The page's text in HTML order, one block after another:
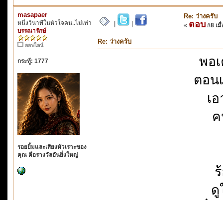
masapaer
หนึ่งวินาทีในหัวใจคน..ไม่เท่า
บรรณารักษ์
ออฟไลน์
กระทู้: 1777
รอยยิ้มและเสียงหัวเราะของ
คุณ คือรางวัลอันยิ่งใหญ่
Re: ว่างครับ
« ตอบ #8 เมื่
Re: ว่างครับ
พอ
ตอน
เ
ดู